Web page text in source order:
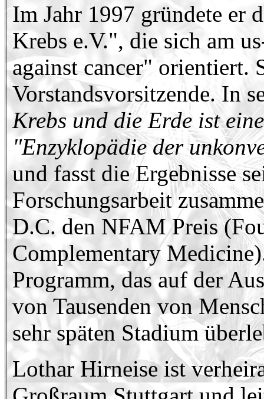
Im Jahr 1997 gründete er
Krebs e.V.", die sich am
against cancer" orientiert.
Vorstandsvorsitzende. In
Krebs und die Erde ist
"Enzyklopädie der
und fasst die Ergebnisse
Forschungsarbeit
D.C. den NFAM Preis
Complementary
Programm, das auf der
von Tausenden von
sehr späten Stadium
Lothar Hirneise ist